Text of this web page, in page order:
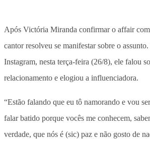
Após Victória Miranda confirmar o affair com
cantor resolveu se manifestar sobre o
Instagram, nesta terça-feira (26/8), ele falou
relacionamento e elogiou a influenciadora.
“Estão falando que eu tô namorando e vou
falar batido porque vocês me conhecem,
verdade, que nós é (sic) paz e não gosto de